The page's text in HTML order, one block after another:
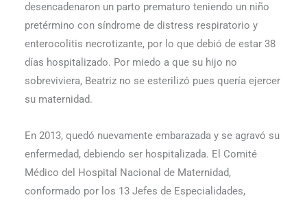
desencadenaron un parto prematuro teniendo un niño
pretérmino con síndrome de distress respiratorio y
enterocolitis necrotizante, por lo que debió de estar 38
días hospitalizado. Por miedo a que su hijo no
sobreviviera, Beatriz no se esterilizó pues quería ejercer
su maternidad.
En 2013, quedó nuevamente embarazada y se agravó su
enfermedad, debiendo ser hospita­lizada. El Comité
Médico del Hospital Nacional de Maternidad,
conformado por los 13 Jefes de Especialidades,